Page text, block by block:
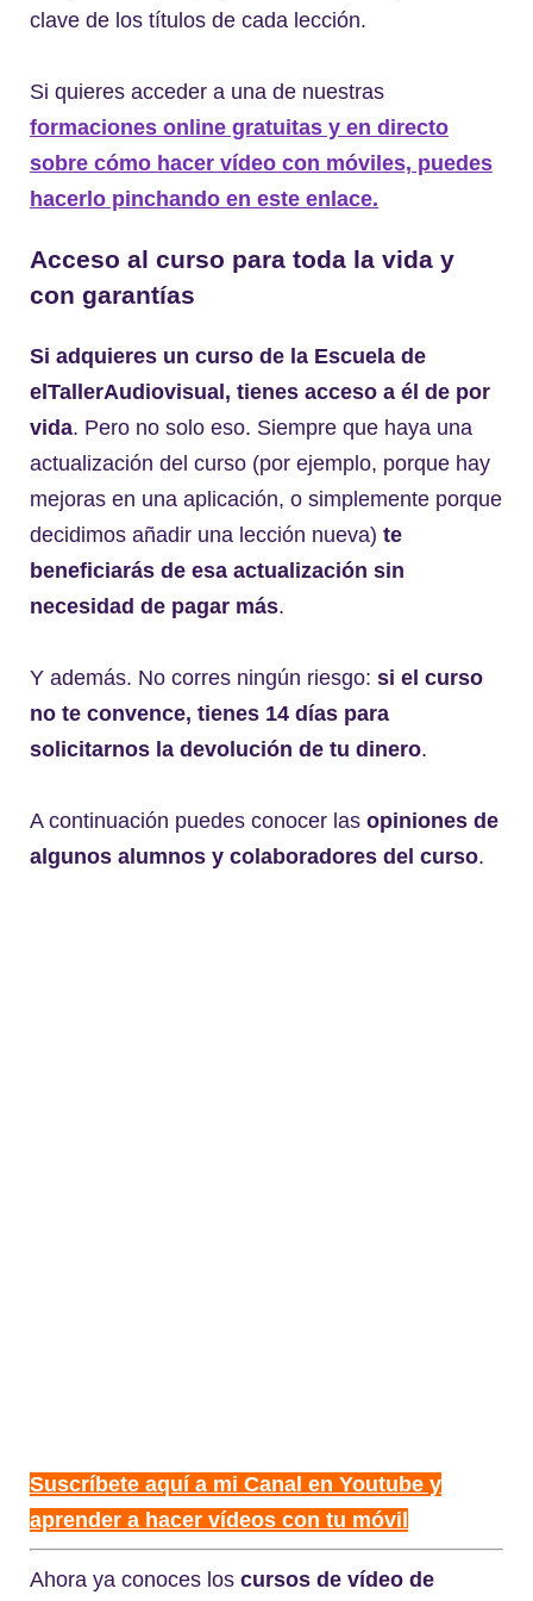
clave de los títulos de cada lección.
Si quieres acceder a una de nuestras
formaciones online gratuitas y en directo
sobre cómo hacer vídeo con móviles, puedes
hacerlo pinchando en este enlace.
Acceso al curso para toda la vida y
con garantías
Si adquieres un curso de la Escuela de
elTallerAudiovisual, tienes acceso a él de por
vida. Pero no solo eso. Siempre que haya una
actualización del curso (por ejemplo, porque hay
mejoras en una aplicación, o simplemente porque
decidimos añadir una lección nueva) te
beneficiarás de esa actualización sin
necesidad de pagar más.
Y además. No corres ningún riesgo: si el curso
no te convence, tienes 14 días para
solicitarnos la devolución de tu dinero.
A continuación puedes conocer las opiniones de
algunos alumnos y colaboradores del curso.
Suscríbete aquí a mi Canal en Youtube y
aprender a hacer vídeos con tu móvil
Ahora ya conoces los cursos de vídeo de